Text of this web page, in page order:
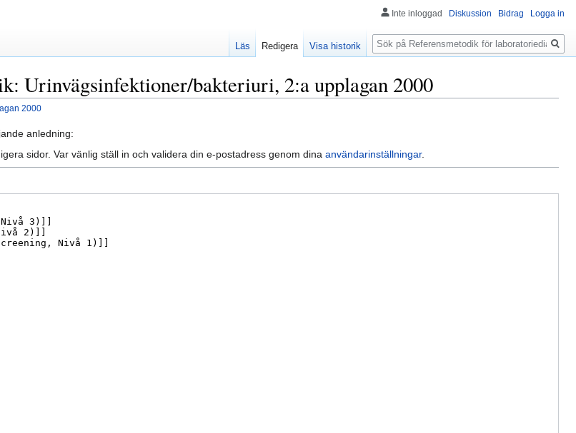
Urinvägsinfektioner/bakteriuri, 2:a upplagan 2000
2000
anledning:
sidor. Var vänlig ställ in och validera din e-postadress genom dina användarinställningar.
Inte inloggad Diskussion Bidrag Logga in
Läs Redigera Visa historik
Sök